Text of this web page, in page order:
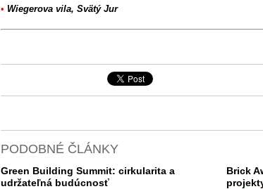
• Wiegerova vila, Svätý Jur
PODOBNÉ ČLÁNKY
Green Building Summit: cirkularita a
udržateľná budúcnosť
Brick